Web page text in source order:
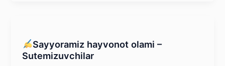
Sayyoramiz hayvonot olami –
Sutemizuvchilar